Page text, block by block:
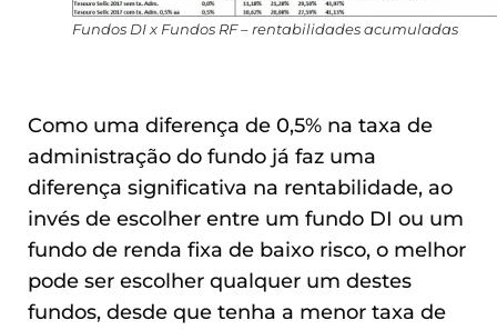
Fundos DI x Fundos RF – rentabilidades acumuladas
Como uma diferença de 0,5% na taxa de
administração do fundo já faz uma
diferença significativa na rentabilidade, ao
invés de escolher entre um fundo DI ou um
fundo de renda fixa de baixo risco, o melhor
pode ser escolher qualquer um destes
fundos, desde que tenha a menor taxa de